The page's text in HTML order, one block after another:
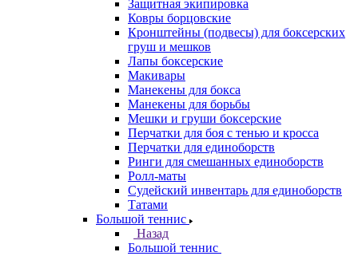
Защитная экипировка
Ковры борцовские
Кронштейны (подвесы) для боксерских
груш и мешков
Лапы боксерские
Макивары
Манекены для бокса
Манекены для борьбы
Мешки и груши боксерские
Перчатки для боя с тенью и кросса
Перчатки для единоборств
Ринги для смешанных единоборств
Ролл-маты
Судейский инвентарь для единоборств
Татами
Большой теннис
Назад
Большой теннис